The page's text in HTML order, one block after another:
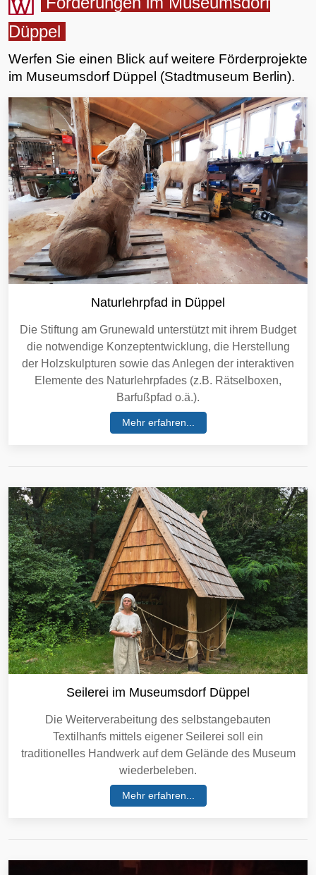
Düppel
Werfen Sie einen Blick auf weitere Förderprojekte
im Museumsdorf Düppel (Stadtmuseum Berlin).
Naturlehrpfad in Düppel
Die Stiftung am Grunewald unterstützt mit ihrem Budget
die notwendige Konzeptentwicklung, die Herstellung
der Holzskulpturen sowie das Anlegen der interaktiven
Elemente des Naturlehrpfades (z.B. Rätselboxen,
Barfußpfad o.ä.).
Mehr erfahren...
Seilerei im Museumsdorf Düppel
Die Weiterverabeitung des selbstangebauten
Textilhanfs mittels eigener Seilerei soll ein
traditionelles Handwerk auf dem Gelände des Museum
wiederbeleben.
Mehr erfahren...